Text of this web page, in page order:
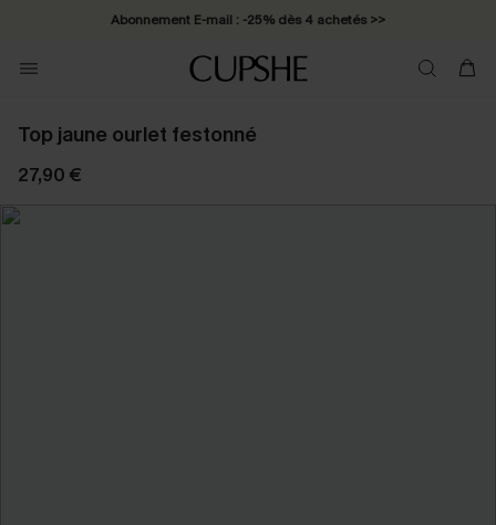
Abonnement E-mail : -25% dès 4 achetés >>
Top jaune ourlet festonné
27,90 €